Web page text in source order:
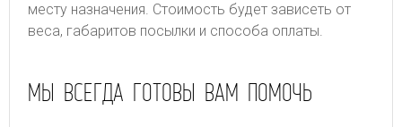
месту назначения. Стоимость будет зависеть от
веса, габаритов посылки и способа оплаты.
МЫ ВСЕГДА ГОТОВЫ ВАМ ПОМОЧЬ